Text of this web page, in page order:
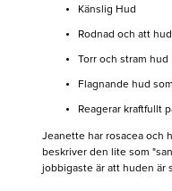
Känslig Hud
Rodnad och att
Torr och stram hud
Flagnande hud
Reagerar kraftfullt
Jeanette har rosacea och
beskriver den lite som
jobbigaste är att huden är